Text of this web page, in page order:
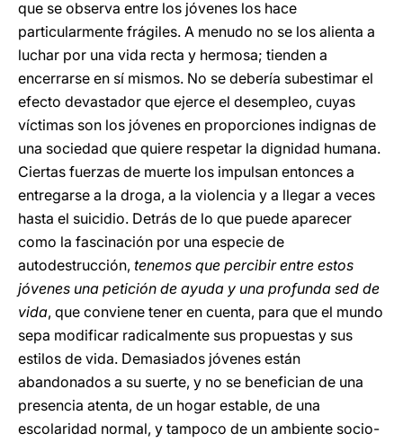
que se observa entre los jóvenes los hace
particularmente frágiles. A menudo no se los alienta a
luchar por una vida recta y hermosa; tienden a
encerrarse en sí mismos. No se debería subestimar el
efecto devastador que ejerce el desempleo, cuyas
víctimas son los jóvenes en proporciones indignas de
una sociedad que quiere respetar la dignidad humana.
Ciertas fuerzas de muerte los impulsan entonces a
entregarse a la droga, a la violencia y a llegar a veces
hasta el suicidio. Detrás de lo que puede aparecer
como la fascinación por una especie de
autodestrucción, tenemos que percibir entre estos
jóvenes una petición de ayuda y una profunda sed de
vida, que conviene tener en cuenta, para que el mundo
sepa modificar radicalmente sus propuestas y sus
estilos de vida. Demasiados jóvenes están
abandonados a su suerte, y no se benefician de una
presencia atenta, de un hogar estable, de una
escolaridad normal, y tampoco de un ambiente socio-